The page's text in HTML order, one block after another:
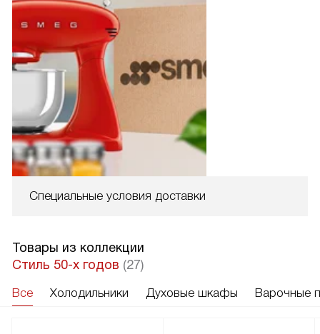
Специальные условия доставки
Товары из коллекции
Стиль 50-х годов (27)
Все Холодильники Духовые шкафы Варочные